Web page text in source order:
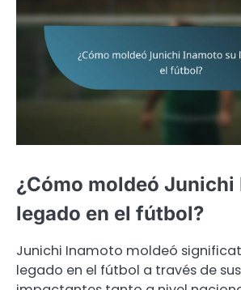
¿Cómo moldeó Junichi
legado en el fútbol?
Junichi Inamoto moldeó
legado en el fútbol a través de